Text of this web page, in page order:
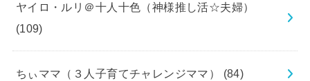
ヤイロ・ルリ＠十人十色（神様推し活☆夫婦）
(109)
ちぃママ（３人子育てチャレンジママ） (84)